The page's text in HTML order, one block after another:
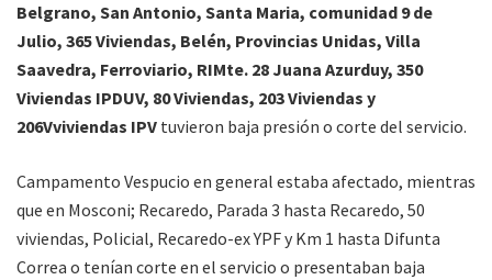
Belgrano, San Antonio, Santa Maria, comunidad 9 de
Julio, 365 Viviendas, Belén, Provincias Unidas, Villa
Saavedra, Ferroviario, RIMte. 28 Juana Azurduy, 350
Viviendas IPDUV, 80 Viviendas, 203 Viviendas y
206Vviviendas IPV tuvieron baja presión o corte del servicio.
Campamento Vespucio en general estaba afectado, mientras
que en Mosconi; Recaredo, Parada 3 hasta Recaredo, 50
viviendas, Policial, Recaredo-ex YPF y Km 1 hasta Difunta
Correa o tenían corte en el servicio o presentaban baja